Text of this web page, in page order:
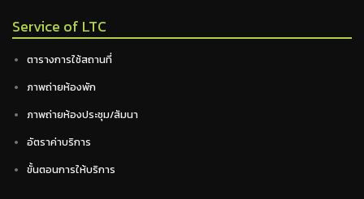
Service of LTC
ตารางการใช้สถานที่
ภาพถ่ายห้องพัก
ภาพถ่ายห้องประชุม/สัมนา
อัตราค่าบริการ
ขั้นตอนการให้บริการ